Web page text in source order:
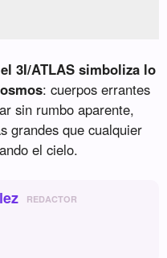
el 3I/ATLAS simboliza lo
: cuerpos errantes
sin rumbo aparente,
grandes que cualquier
el cielo.
REDACTOR